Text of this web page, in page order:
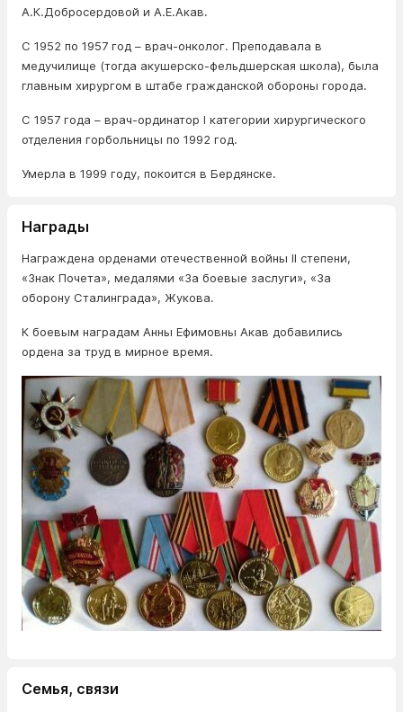
А.К.Добросердовой и А.Е.Акав.
С 1952 по 1957 год – врач-онколог. Преподавала в
медучилище (тогда акушерско-фельдшерская школа), была
главным хирургом в штабе гражданской обороны города.
С 1957 года – врач-ординатор І категории хирургического
отделения горбольницы по 1992 год.
Умерла в 1999 году, покоится в Бердянске.
Награды
Награждена орденами отечественной войны ІІ степени,
«Знак Почета», медалями «За боевые заслуги», «За
оборону Сталинграда», Жукова.
К боевым наградам Анны Ефимовны Акав добавились
ордена за труд в мирное время.
Семья, связи